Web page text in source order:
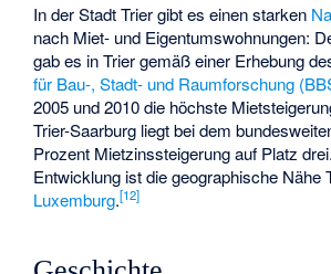
In der Stadt Trier gibt es einen starken
nach Miet- und Eigentumswohnungen:
gab es in Trier gemäß einer Erhebung
für Bau-, Stadt- und Raumforschung
2005 und 2010 die höchste
Trier-Saarburg liegt bei dem
Prozent Mietzinssteigerung auf Platz
Entwicklung ist die geographische Nähe
Luxemburg.[12]